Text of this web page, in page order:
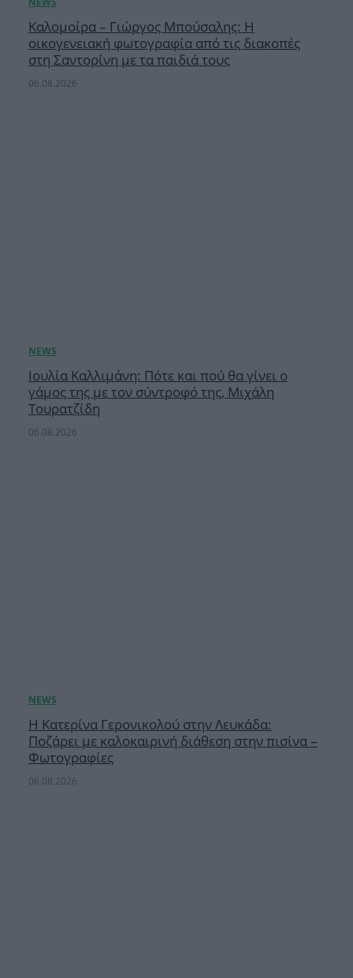
Καλομοίρα – Γιώργος Μπούσαλης: Η
οικογενειακή φωτογραφία από τις διακοπές
στη Σαντορίνη με τα παιδιά τους
06.08.2026
Ιουλία Καλλιμάνη: Πότε και πού θα γίνει ο
γάμος της με τον σύντροφό της, Μιχάλη
Τουρατζίδη
06.08.2026
Η Κατερίνα Γερονικολού στην Λευκάδα:
Ποζάρει με καλοκαιρινή διάθεση στην πισίνα –
Φωτογραφίες
06.08.2026